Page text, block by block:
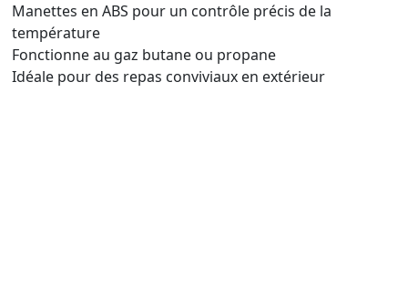
Manettes en ABS pour un contrôle précis de la
température
Fonctionne au gaz butane ou propane
Idéale pour des repas conviviaux en extérieur